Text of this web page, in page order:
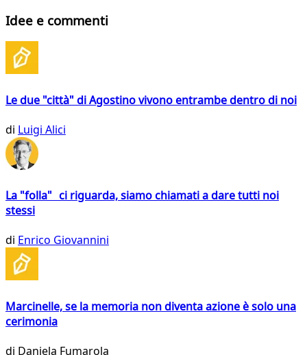
Idee e commenti
Le due "città" di Agostino vivono entrambe dentro di noi
di Luigi Alici
La "folla" ci riguarda, siamo chiamati a dare tutti noi
stessi
di Enrico Giovannini
Marcinelle, se la memoria non diventa azione è solo una
cerimonia
di Daniela Fumarola